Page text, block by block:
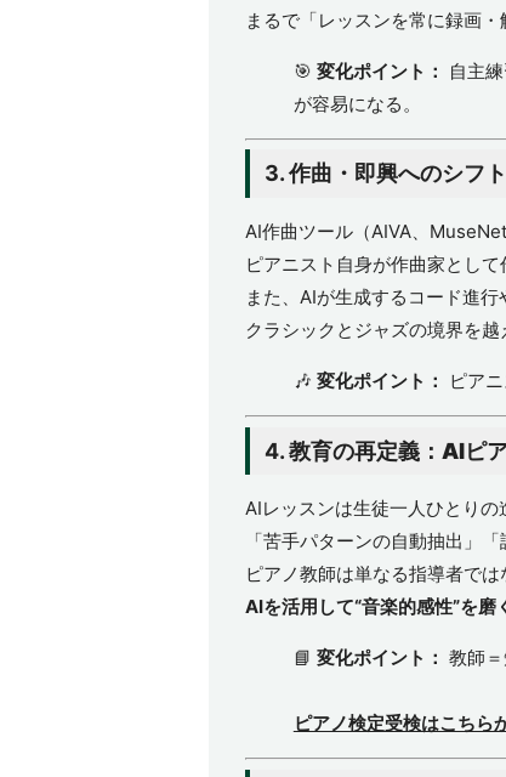
まるで「レッスンを常に録画
🎯 変化ポイント：
自主
が容易になる。
3.作曲・即興へのシフ
AI作曲ツール（AIVA、
ピアニスト自身が作曲家とし
また、AIが生成するコード進行
クラシックとジャズの境界を越
🎶 変化ポイント： ピア
4.教育の再定義：AIピ
AIレッスンは生徒一人ひとりの
「苦手パターンの自動抽出」
ピアノ教師は単なる指導者では
AIを活用して“音楽的感性”を磨
📘 変化ポイント： 教師
ピアノ検定受検はこちら